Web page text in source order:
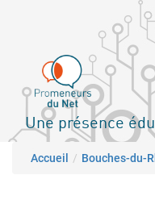
principal
Une présence
Fil d'Ariane
Accueil Bouches-du-